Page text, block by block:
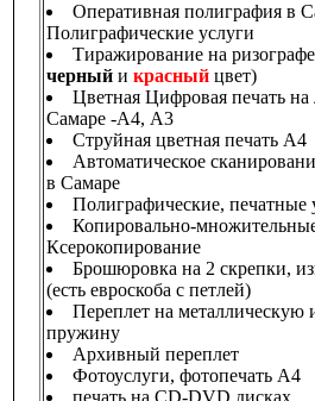
Оперативная полиграфия в
Полиграфические услуги
Тиражирование на
черный и красный цвет)
Цветная Цифровая печать на
Самаре -А4, А3
Струйная цветная печать А4
Автоматическое
в Самаре
Полиграфические, печатные
Копировально-
Ксерокопирование
Брошюровка на 2 скрепки,
(есть евроскоба с петлей)
Переплет на металлическую
пружину
Архивный переплет
Фотоуслуги, фотопечать А4
печать на CD-DVD дисках